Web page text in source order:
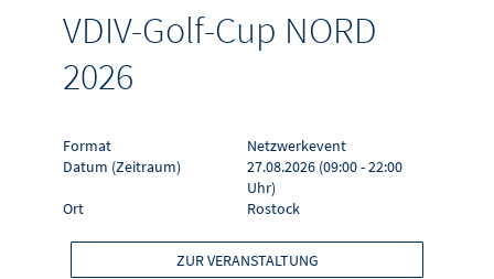
VDIV-Golf-Cup NORD
2026
Format
Netzwerkevent
Datum (Zeitraum)
27.08.2026 (09:00 - 22:00
Uhr)
Ort
Rostock
ZUR VERANSTALTUNG